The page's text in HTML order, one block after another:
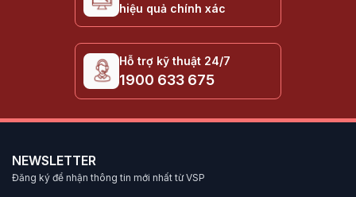
hiệu quả chính xác
Hỗ trợ kỹ thuật 24/7
1900 633 675
NEWSLETTER
Đăng ký để nhận thông tin mới nhất từ VSP